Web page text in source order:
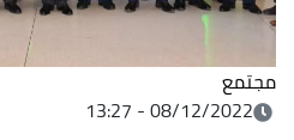
مجتمع
08/12/2022 - 13:27